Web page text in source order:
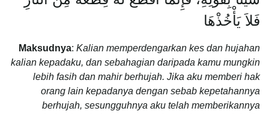
فَلاَ يَأْخُذْهَا
Maksudnya: Kalian memperdengarkan kes dan hujahan
kalian kepadaku, dan sebahagian daripada kamu mungkin
lebih fasih dan mahir berhujah. Jika aku memberi hak
orang lain kepadanya dengan sebab kepetahannya
berhujah, sesungguhnya aku telah memberikannya